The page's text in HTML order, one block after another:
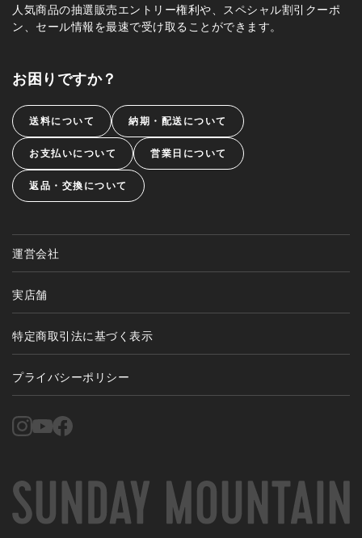
人気商品の抽選販売エントリー権利や、スペシャル割引クーポ
ン、セール情報を最速で受け取ることができます。
お困りですか？
送料について 納期・配送について
お支払いについて 営業日について
返品・交換について
運営会社
実店舗
特定商取引法に基づく表示
プライバシーポリシー